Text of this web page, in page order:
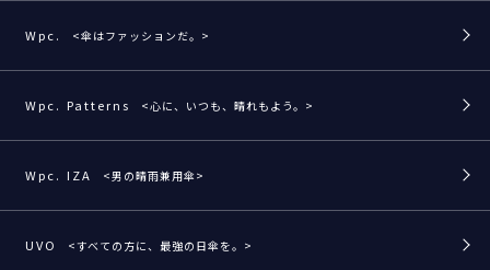
Wpc. <傘はファッションだ。>
Wpc. Patterns <心に、いつも、晴れもよう。>
Wpc. IZA <男の晴雨兼用傘>
UVO <すべての方に、最強の日傘を。>